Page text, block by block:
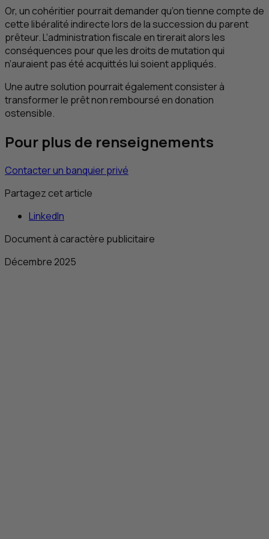
Or, un cohéritier pourrait demander qu’on tienne compte de
cette libéralité indirecte lors de la succession du parent
prêteur. L’administration fiscale en tirerait alors les
conséquences pour que les droits de mutation qui
n’auraient pas été acquittés lui soient appliqués.
Une autre solution pourrait également consister à
transformer le prêt non remboursé en donation
ostensible.
Pour plus de renseignements
Contacter un banquier privé
Partagez cet article
LinkedIn
Document à caractère publicitaire
Décembre 2025